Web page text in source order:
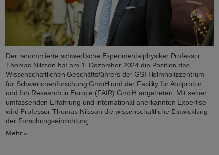
Der renommierte schwedische Experimentalphysiker Professor
Thomas Nilsson hat am 1. Dezember 2024 die Position des
Wissenschaftlichen Geschäftsführers der GSI Helmholtzzentrum
für Schwerionenforschung GmbH und der Facility für Antiproton
und Ion Research in Europe (FAIR) GmbH angetreten. Mit seiner
umfassenden Erfahrung und international anerkannten Expertise
wird Professor Thomas Nilsson die wissenschaftliche Entwicklung
der Forschungseinrichtung ...
Mehr »